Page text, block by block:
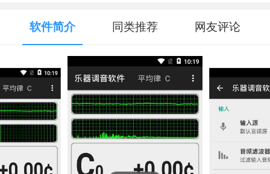
Recovery(数
据恢复工
软件简介 同类推荐 网友评论